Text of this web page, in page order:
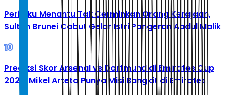
Perilaku Menantu Tak Cerminkan Orang Kerajaan,
Sultan Brunei Cabut Gelar Istri Pangeran Abdul Malik
10
Prediksi Skor Arsenal vs Dortmund di Emirates Cup
2026: Mikel Arteta Punya Misi Bangkit di Emirates